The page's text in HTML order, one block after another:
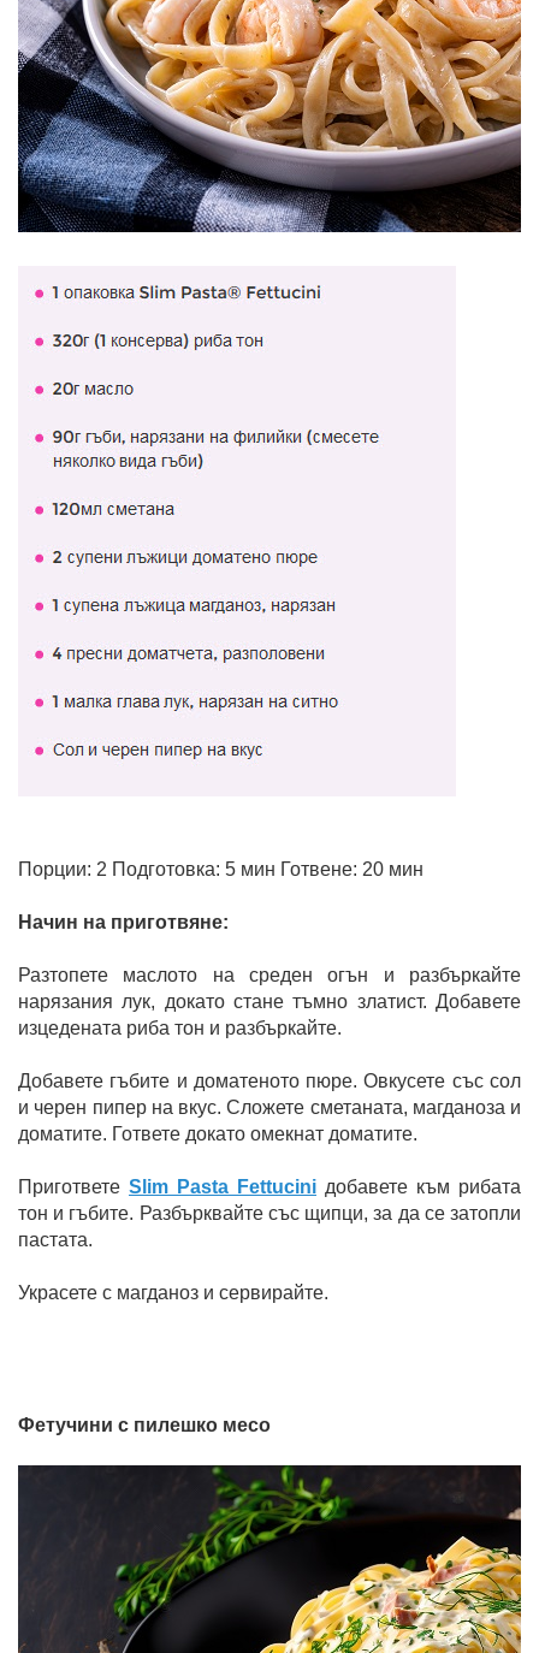
Порции: 2 Подготовка: 5 мин Готвене: 20 мин
Начин на приготвяне:
Разтопете маслото на среден огън и разбъркайте
нарязания лук, докато стане тъмно златист. Добавете
изцедената риба тон и разбъркайте.
Добавете гъбите и доматеното пюре. Овкусете със сол
и черен пипер на вкус. Сложете сметаната, магданоза и
доматите. Гответе докато омекнат доматите.
Пригответе Slim Pasta Fettucini добавете към рибата
тон и гъбите. Разбърквайте със щипци, за да се затопли
пастата.
Украсете с магданоз и сервирайте.
Фетучини с пилешко месо